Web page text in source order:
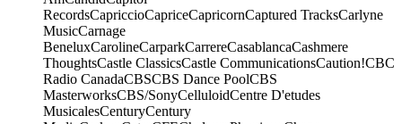
RecordsCapriccioCapriceCapricornCaptured TracksCarlyne
MusicCarnage
BeneluxCarolineCarparkCarrereCasablancaCashmere
ThoughtsCastle ClassicsCastle CommunicationsCaution!CBC
Radio CanadaCBSCBS Dance PoolCBS
MasterworksCBS/SonyCelluloidCentre D'etudes
MusicalesCenturyCentury